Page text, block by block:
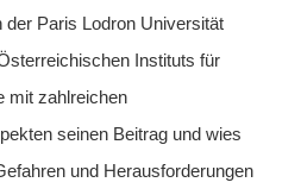
Paris Lodron Universität
Instituts für
mit zahlreichen
seinen Beitrag und wies
und Herausforderungen